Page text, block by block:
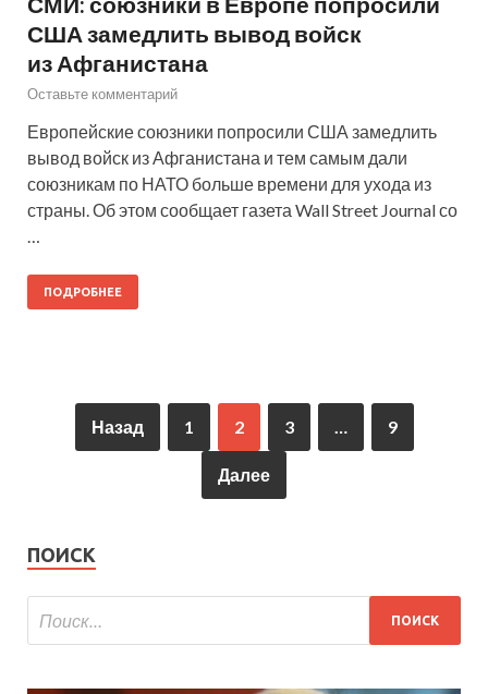
США замедлить вывод войск
из Афганистана
Оставьте комментарий
Европейские союзники попросили США замедлить
вывод войск из Афганистана и тем самым дали
союзникам по НАТО больше времени для ухода из
страны. Об этом сообщает газета Wall Street Journal со
…
ПОДРОБНЕЕ
Назад 1 2 3 … 9
Далее
ПОИСК